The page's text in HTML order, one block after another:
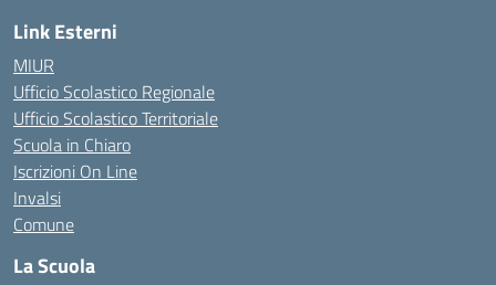
Link Esterni
MIUR
Ufficio Scolastico Regionale
Ufficio Scolastico Territoriale
Scuola in Chiaro
Iscrizioni On Line
Invalsi
Comune
La Scuola